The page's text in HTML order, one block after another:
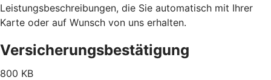
Leistungsbeschreibungen, die Sie automatisch mit Ihrer
Karte oder auf Wunsch von uns erhalten.
Versicherungsbestätigung
800 KB